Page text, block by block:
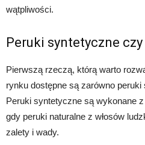
wątpliwości.
Peruki syntetyczne
Pierwszą rzeczą, którą warto
rynku dostępne są zarówno
Peruki syntetyczne są wykonane
gdy peruki naturalne z włosów
zalety i wady.